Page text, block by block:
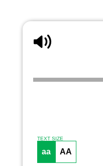
TEXT SIZE
aa AA